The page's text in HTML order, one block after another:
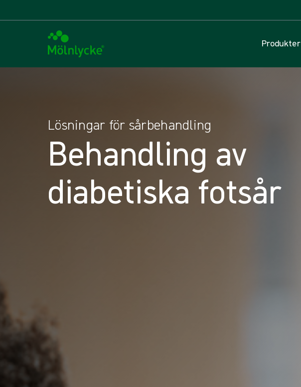
Produkter
Lösningar för sårbehandling
Behandling av
diabetiska fotsår